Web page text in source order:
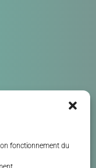
fonctionnement du